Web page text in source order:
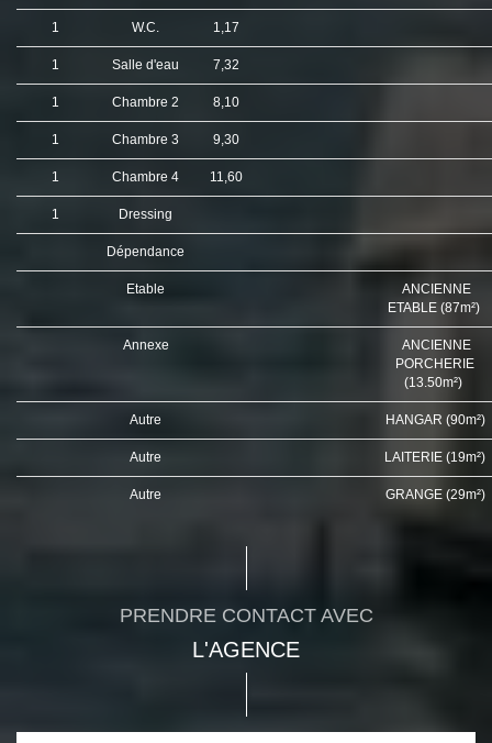
1 W.C. 1,17
1 Salle d'eau 7,32
1 Chambre 2 8,10
1 Chambre 3 9,30
1 Chambre 4 11,60
1 Dressing
Dépendance
Etable
ANCIENNE
ETABLE (87m²)
Annexe
ANCIENNE
PORCHERIE
(13.50m²)
Autre HANGAR (90m²)
Autre LAITERIE (19m²)
Autre GRANGE (29m²)
PRENDRE CONTACT AVEC
L'AGENCE